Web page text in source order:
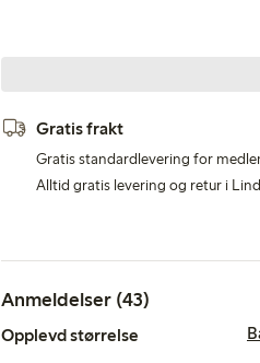
Gratis frakt
Gratis standardlevering for
Alltid gratis levering og retur i
Anmeldelser (43)
Opplevd størrelse